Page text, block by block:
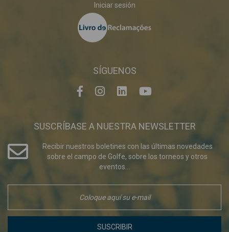
Iniciar sesión
SÍGUENOS
SUSCRÍBASE A NUESTRA NEWSLETTER
Recibir nuestros boletines con las últimas novedades
sobre el campo de Golfe, sobre los torneos y otros
eventos...
SUSCRIBIR